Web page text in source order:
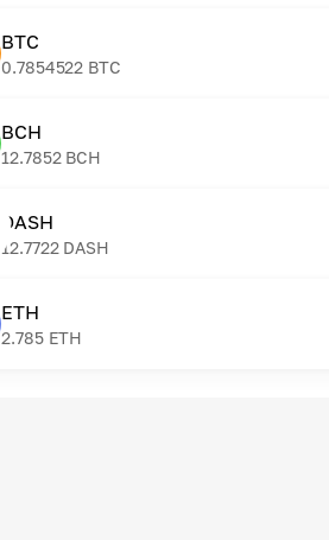
BTC
0.7854522 BTC
BCH
12.7852 BCH
DASH
12.7722 DASH
ETH
2.785 ETH